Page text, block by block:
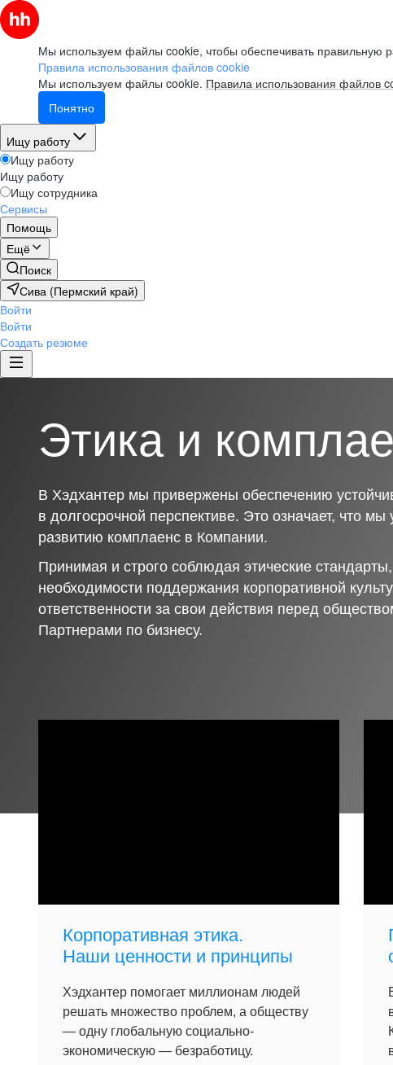
Мы используем файлы cookie, чтобы обеспечивать правильную
Правила использования файлов cookie
Мы используем файлы cookie. Правила использования файлов
Понятно
Ищу работу
Ищу работу
Ищу работу
Ищу сотрудника
Сервисы
Помощь
Ещё
Поиск
Сива (Пермский край)
Войти
Войти
Создать резюме
Этика и
В Хэдхантер мы привержены обеспечению
в долгосрочной перспективе. Это означает, что
развитию комплаенс в Компании.
Принимая и строго соблюдая этические
необходимости поддержания корпоративной
ответственности за свои действия перед
Партнерами по бизнесу.
Корпоративная этика.
Наши ценности и принципы
Хэдхантер помогает миллионам людей
решать множество проблем, а обществу
— одну глобальную социально-
экономическую — безработицу.